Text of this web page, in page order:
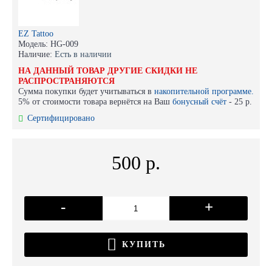
EZ Tattoo
Модель: HG-009
Наличие: Есть в наличии
НА ДАННЫЙ ТОВАР ДРУГИЕ СКИДКИ НЕ
РАСПРОСТРАНЯЮТСЯ
Сумма покупки будет учитываться в накопительной программе.
5% от стоимости товара вернётся на Ваш бонусный счёт - 25 р.
Сертифицировано
500 р.
- +
КУПИТЬ